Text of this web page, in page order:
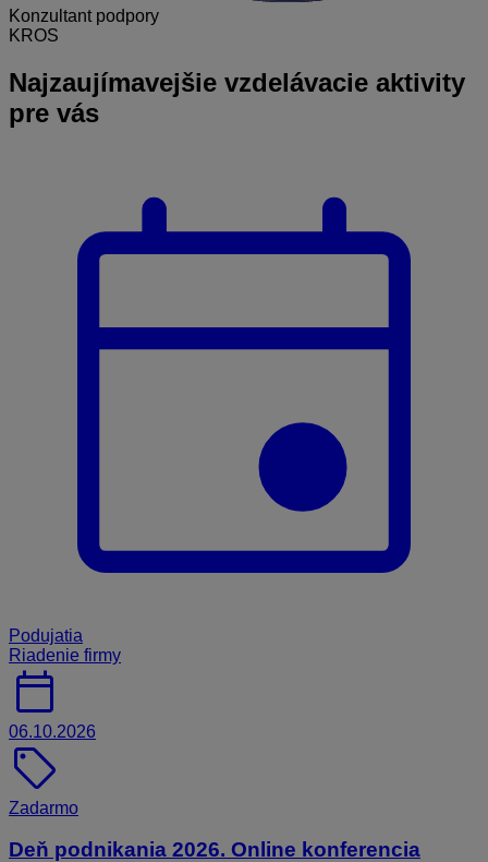
Konzultant podpory
KROS
Najzaujímavejšie vzdelávacie aktivity
pre vás
Podujatia
Riadenie firmy
calendar_today
06.10.2026
sell
Zadarmo
Deň podnikania 2026. Online konferencia